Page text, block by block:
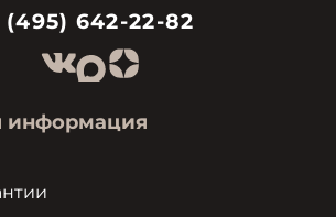
(495) 642-22-82
информация